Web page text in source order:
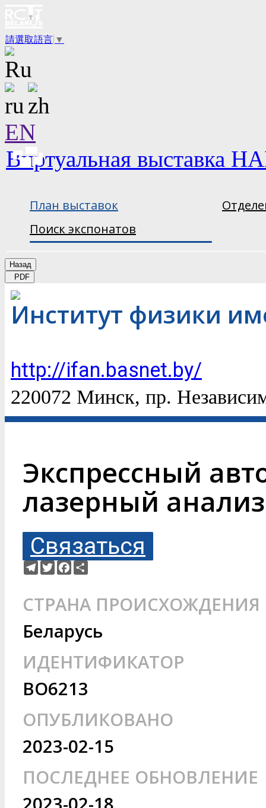
請選取語言 ▼
EN
Виртуальная выставка
План выставок
Поиск экспонатов
Назад
PDF
Институт физики
http://ifan.basnet.by/
220072 Минск, пр.
Экспрессный
лазерный
Связаться
Telegram
TwitterFacebook
СТРАНА ПРОИСХОЖДЕНИЯ
Беларусь
ИДЕНТИФИКАТОР
BO6213
ОПУБЛИКОВАНО
2023-02-15
ПОСЛЕДНЕЕ ОБНОВЛЕНИЕ